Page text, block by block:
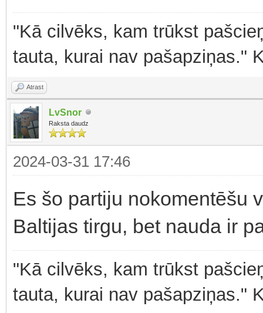
"Kā cilvēks, kam trūkst
tauta, kurai nav pašapziņas."
Atrast
LvSnor
Raksta daudz
2024-03-31 17:46
Es šo partiju nokomentēšu
Baltijas tirgu, bet nauda ir
"Kā cilvēks, kam trūkst
tauta, kurai nav pašapziņas."